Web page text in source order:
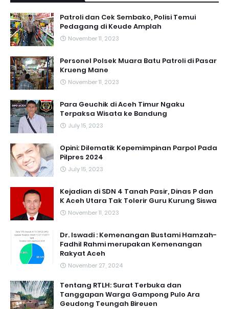
Patroli dan Cek Sembako, Polisi Temui
Pedagang di Keude Amplah
November 11, 2023
Personel Polsek Muara Batu Patroli di Pasar
Krueng Mane
November 11, 2023
Para Geuchik di Aceh Timur Ngaku
Terpaksa Wisata ke Bandung
July 15, 2023
Opini: Dilematik Kepemimpinan Parpol Pada
Pilpres 2024
July 15, 2023
Kejadian di SDN 4 Tanah Pasir, Dinas P dan
K Aceh Utara Tak Tolerir Guru Kurung Siswa
November 11, 2023
Dr. Iswadi : Kemenangan Bustami Hamzah-
Fadhil Rahmi merupakan Kemenangan
Rakyat Aceh
November 27, 2024
Tentang RTLH: Surat Terbuka dan
Tanggapan Warga Gampong Pulo Ara
Geudong Teungah Bireuen